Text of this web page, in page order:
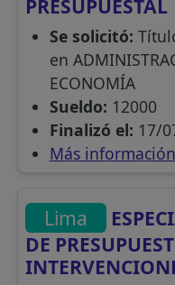
PRESUPUESTAL
Se solicitó:
en
ECONOMÍA
Sueldo: 12000
Finalizó el: 17/
Más información
Lima
DE